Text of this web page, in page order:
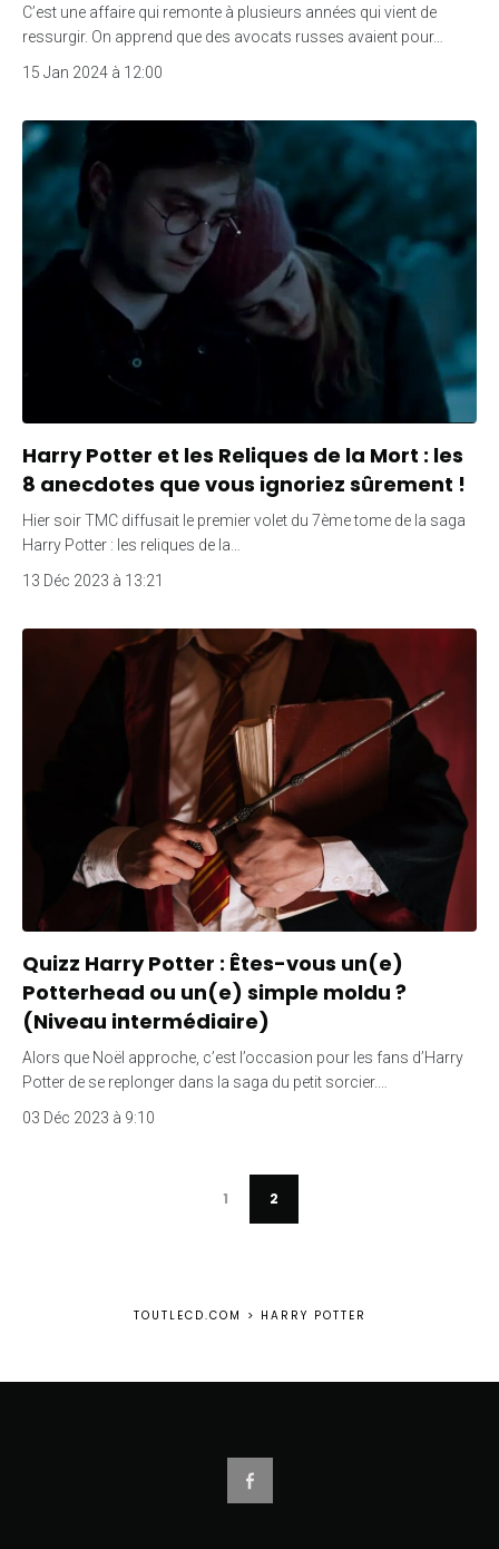
C’est une affaire qui remonte à plusieurs années qui vient de
ressurgir. On apprend que des avocats russes avaient pour…
15 Jan 2024 à 12:00
Harry Potter et les Reliques de la Mort : les
8 anecdotes que vous ignoriez sûrement !
Hier soir TMC diffusait le premier volet du 7ème tome de la saga
Harry Potter : les reliques de la…
13 Déc 2023 à 13:21
Quizz Harry Potter : Êtes-vous un(e)
Potterhead ou un(e) simple moldu ?
(Niveau intermédiaire)
Alors que Noël approche, c’est l’occasion pour les fans d’Harry
Potter de se replonger dans la saga du petit sorcier.…
03 Déc 2023 à 9:10
1 2
TOUTLECD.COM > HARRY POTTER